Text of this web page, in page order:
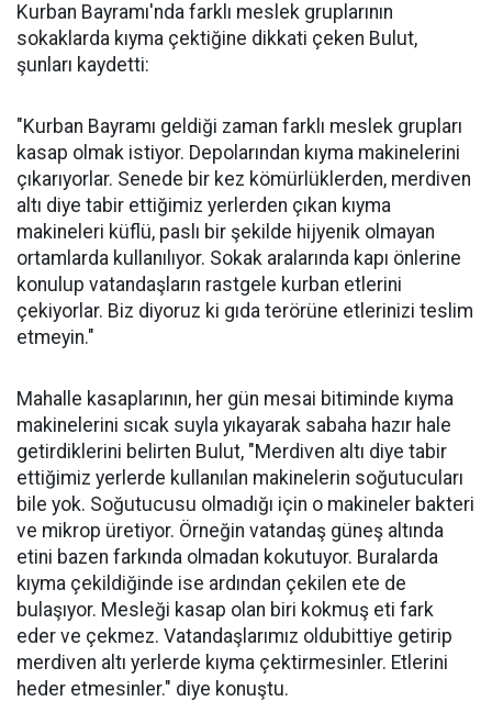
Kurban Bayramı'nda farklı meslek gruplarının
sokaklarda kıyma çektiğine dikkati çeken Bulut,
şunları kaydetti:
"Kurban Bayramı geldiği zaman farklı meslek grupları
kasap olmak istiyor. Depolarından kıyma makinelerini
çıkarıyorlar. Senede bir kez kömürlüklerden, merdiven
altı diye tabir ettiğimiz yerlerden çıkan kıyma
makineleri küflü, paslı bir şekilde hijyenik olmayan
ortamlarda kullanılıyor. Sokak aralarında kapı önlerine
konulup vatandaşların rastgele kurban etlerini
çekiyorlar. Biz diyoruz ki gıda terörüne etlerinizi teslim
etmeyin."
Mahalle kasaplarının, her gün mesai bitiminde kıyma
makinelerini sıcak suyla yıkayarak sabaha hazır hale
getirdiklerini belirten Bulut, "Merdiven altı diye tabir
ettiğimiz yerlerde kullanılan makinelerin soğutucuları
bile yok. Soğutucusu olmadığı için o makineler bakteri
ve mikrop üretiyor. Örneğin vatandaş güneş altında
etini bazen farkında olmadan kokutuyor. Buralarda
kıyma çekildiğinde ise ardından çekilen ete de
bulaşıyor. Mesleği kasap olan biri kokmuş eti fark
eder ve çekmez. Vatandaşlarımız oldubittiye getirip
merdiven altı yerlerde kıyma çektirmesinler. Etlerini
heder etmesinler." diye konuştu.